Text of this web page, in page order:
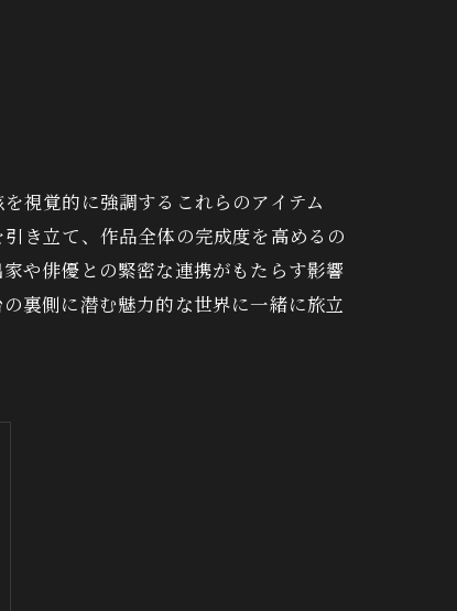
視覚的に強調するこれらのアイテム
き立て、作品全体の完成度を高めるの
や俳優との緊密な連携がもたらす影響
裏側に潜む魅力的な世界に一緒に旅立